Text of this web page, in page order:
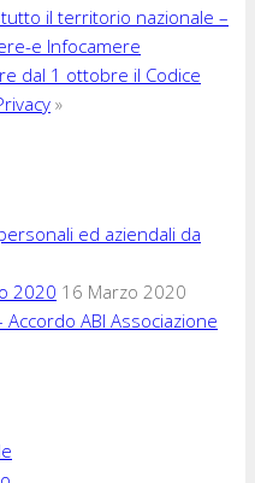
il territorio nazionale –
e Infocamere
dal 1 ottobre il Codice
»
ed aziendali da
2020 16 Marzo 2020
ABI Associazione